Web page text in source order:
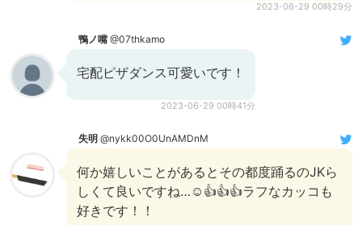
2023-06-29 00時29分
鴨ノ嘴@07thkamo
宅配ピザダンス可愛いです！
2023-06-29 00時41分
失明 @nykk00O0UnAMDnM
何か嬉しいことがあるとその都度踊るのJKら
しくて良いですね…☺️👍👍👍ラフなカッコも
好きです！！